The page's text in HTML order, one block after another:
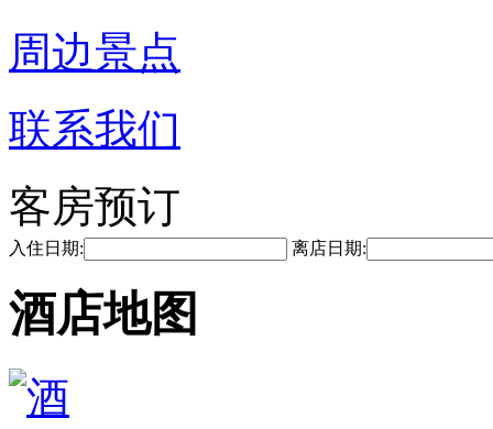
周边景点
联系我们
客房预订
入住日期: 离店日期:
酒店地图